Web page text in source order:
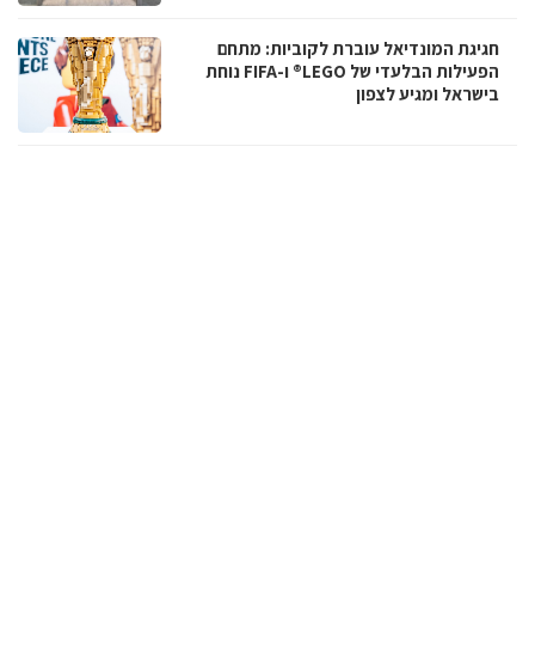
חגיגת המונדיאל עוברת לקוביות: מתחם
הפעילות הבלעדי של LEGO® ו-FIFA נוחת
בישראל ומגיע לצפון